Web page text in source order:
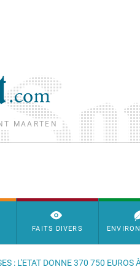
MAARTEN
FAITS DIVERS
: L'ETAT DONNE 370 750